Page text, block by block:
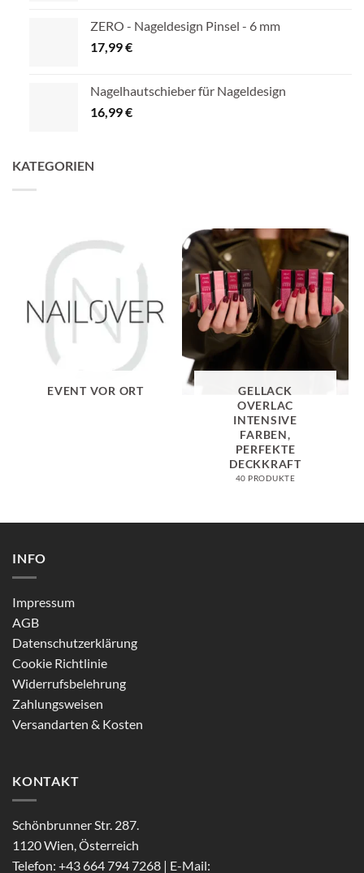
ZERO - Nageldesign Pinsel - 6 mm
17,99€
Nagelhautschieber für Nageldesign
16,99€
KATEGORIEN
EVENT VOR ORT
GELLACK
OVERLAC
INTENSIVE
FARBEN,
PERFEKTE
DECKKRAFT
40 PRODUKTE
INFO
Impressum
AGB
Datenschutzerklärung
Cookie Richtlinie
Widerrufsbelehrung
Zahlungsweisen
Versandarten & Kosten
KONTAKT
Schönbrunner Str. 287.
1120 Wien, Österreich
Telefon: +43 664 794 7268 | E-Mail: